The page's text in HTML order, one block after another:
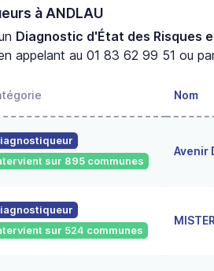
à ANDLAU
Diagnostic d'État des Risques
appelant au 01 83 62 99 51 ou
Nom
sur 895 communes
Avenir
sur 524 communes